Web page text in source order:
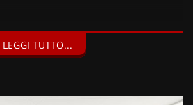
Calotte specchi nere, Fari
Therpy, illuminazione ambiente
LEGGI TUTTO...